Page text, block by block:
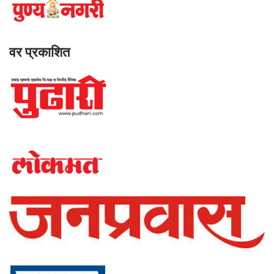
वर प्रकाशित